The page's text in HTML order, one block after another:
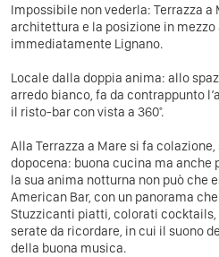
Impossibile non vederla: Terrazza
architettura e la posizione in
immediatamente Lignano.
Locale dalla doppia anima: allo
arredo bianco, fa da contrappunto
il risto-bar con vista a 360°.
Alla Terrazza a Mare si fa
dopocena: buona cucina ma anche
la sua anima notturna non può che
American Bar, con un panorama
Stuzzicanti piatti, colorati
serate da ricordare, in cui il suono
della buona musica.